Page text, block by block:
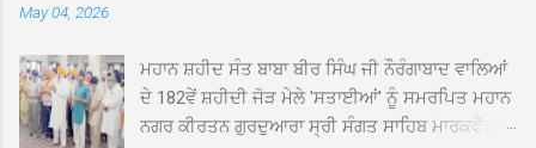
May 04, 2026
ਮਹਾਨ ਸ਼ਹੀਦ ਸੰਤ ਬਾਬਾ ਬੀਰ ਸਿੰਘ ਜੀ ਨੌਰੰਗਾਬਾਦ ਵਾਲਿਆਂ
ਦੇ 182ਵੇਂ ਸ਼ਹੀਦੀ ਜੋੜ ਮੇਲੇ 'ਸਤਾਈਆਂ' ਨੂੰ ਸਮਰਪਿਤ ਮਹਾਨ
ਨਗਰ ਕੀਰਤਨ ਗੁਰਦੁਆਰਾ ਸ੍ਰੀ ਸੰਗਤ ਸਾਹਿਬ ਮਾਰਕਫੈੱਡ